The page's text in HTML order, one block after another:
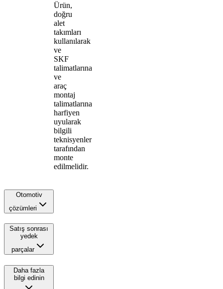
Ürün,
doğru
alet
takımları
kullanılarak
ve
SKF
talimatlarına
ve
araç
montaj
talimatlarına
harfiyen
uyularak
bilgili
teknisyenler
tarafından
monte
edilmelidir.
Otomotiv
çözümleri
Satış sonrası
yedek
parçalar
Daha fazla
bilgi edinin